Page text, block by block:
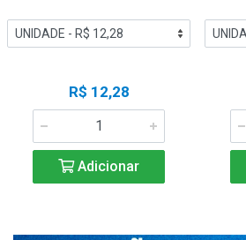
R$ 12,28
Adicionar